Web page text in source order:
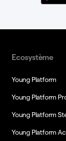
Ecosystème
Young Platform
Young Platform
Young Platform
Young Platform